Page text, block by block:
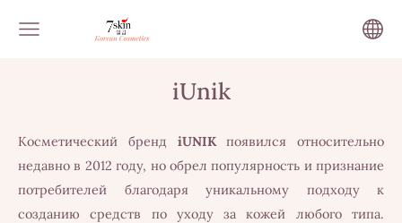
iUnik
Косметический бренд iUNIKпоявился относительно
недавно в 2012 году, но обрел популярность и признание
потребителей благодаря уникальному подходу к
созданию средств по уходу за кожей любого типа.